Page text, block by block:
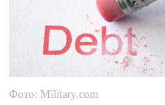
Фото: Military.com